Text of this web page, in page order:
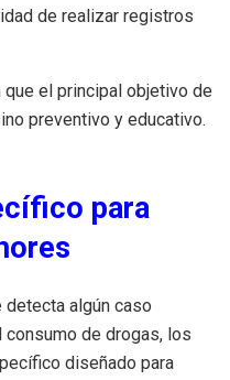
de realizar registros
el principal objetivo de
preventivo y educativo.
para
algún caso
de drogas, los
diseñado para